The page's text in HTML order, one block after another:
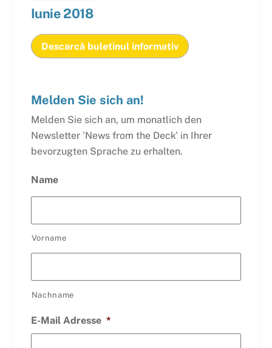
Iunie2018
Descarcă buletinul informativ
Melden Sie sich an!
Melden Sie sich an, um monatlich den
Newsletter 'News from the Deck' in Ihrer
bevorzugten Sprache zu erhalten.
Name
Vorname
Nachname
E-Mail Adresse *